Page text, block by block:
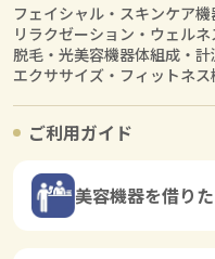
フェイシャル・スキンケア機
リラクゼーション・ウェル
脱毛・光美容機器体組成・
エクササイズ・フィットネス
ご利用ガイド
美容機器を借り